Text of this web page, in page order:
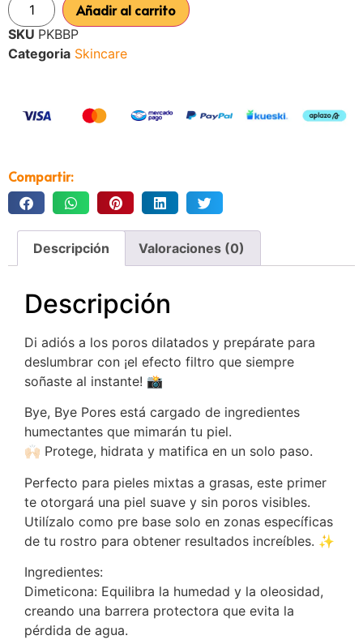
Añadir al carrito
SKU PKBBP
Categoria Skincare
Compartir:
Descripción Valoraciones (0)
Descripción
Di adiós a los poros dilatados y prepárate para
deslumbrar con ¡el efecto filtro que siempre
soñaste al instante! 📸
Bye, Bye Pores está cargado de ingredientes
humectantes que mimarán tu piel.
🙌🏻 Protege, hidrata y matifica en un solo paso.
Perfecto para pieles mixtas a grasas, este primer
te otorgará una piel suave y sin poros visibles.
Utilízalo como pre base solo en zonas específicas
de tu rostro para obtener resultados increíbles. ✨
Ingredientes:
Dimeticona: Equilibra la humedad y la oleosidad,
creando una barrera protectora que evita la
pérdida de agua.